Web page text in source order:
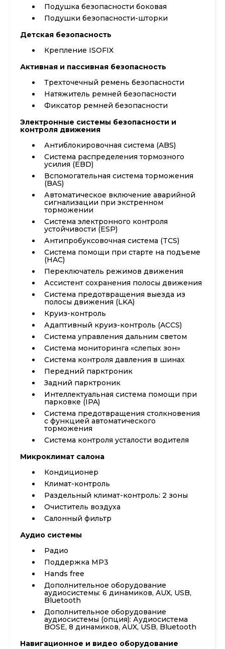
Подушка безопасности боковая
Подушки безопасности-шторки
Детская безопасность
Крепление ISOFIX
Активная и пассивная безопасность
Трехточечный ремень безопасности
Натяжитель ремней безопасности
Фиксатор ремней безопасности
Электронные системы безопасности и
контроля движения
Антиблокировочная система (ABS)
Система распределения тормозного
усилия (EBD)
Вспомогательная система торможения
(BAS)
Автоматическое включение аварийной
сигнализации при экстренном
торможении
Система электронного контроля
устойчивости (ESP)
Антипробуксовочная система (TCS)
Система помощи при старте на подъеме
(HAC)
Переключатель режимов движения
Ассистент сохранения полосы движения
Система предотвращения выезда из
полосы движения (LKA)
Круиз-контроль
Адаптивный круиз-контроль (ACCS)
Система управления дальним светом
Система мониторинга «слепых зон»
Система контроля давления в шинах
Передний парктроник
Задний парктроник
Интеллектуальная система помощи при
парковке (IPA)
Система предотвращения столкновения
с функцией автоматического
торможения
Система контроля усталости водителя
Микроклимат салона
Кондиционер
Климат-контроль
Раздельный климат-контроль: 2 зоны
Очиститель воздуха
Салонный фильтр
Аудио системы
Радио
Поддержка MP3
Hands free
Дополнительное оборудование
аудиосистемы: 6 динамиков, AUX, USB,
Bluetooth
Дополнительное оборудование
аудиосистемы (опция): Аудиосистема
BOSE, 8 динамиков, AUX, USB, Bluetooth
Навигационное и видео оборудование